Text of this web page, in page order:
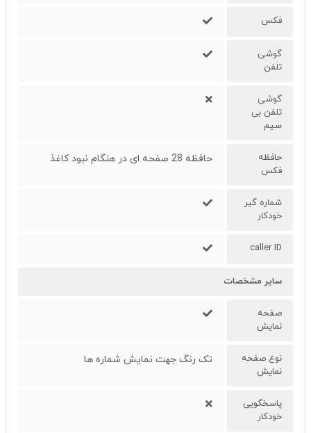
فکس
گوشی
تلفن
گوشی
تلفن بی
سیم
حافظه
فکس
حافظه 28 صفحه ای در هنگام نبود کاغذ
شماره گیر
خودکار
caller ID
سایر مشخصات
صفحه
نمایش
نوع صفحه
نمایش
تک رنگ جهت نمایش شماره ها
پاسخگویی
خودکار